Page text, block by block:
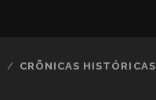
CRÕNICAS HISTÓRICAS